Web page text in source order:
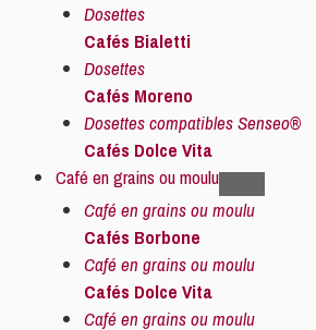
Dosettes
Cafés Bialetti
Dosettes
Cafés Moreno
Dosettes compatibles Senseo®
Cafés Dolce Vita
Café en grains ou moulu
Café en grains ou moulu
Cafés Borbone
Café en grains ou moulu
Cafés Dolce Vita
Café en grains ou moulu